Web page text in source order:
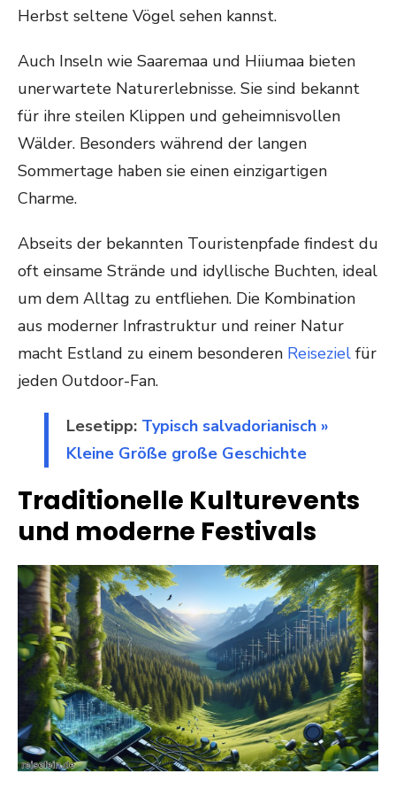
Herbst seltene Vögel sehen kannst.
Auch Inseln wie Saaremaa und Hiiumaa bieten
unerwartete Naturerlebnisse. Sie sind bekannt
für ihre steilen Klippen und geheimnisvollen
Wälder. Besonders während der langen
Sommertage haben sie einen einzigartigen
Charme.
Abseits der bekannten Touristenpfade findest du
oft einsame Strände und idyllische Buchten, ideal
um dem Alltag zu entfliehen. Die Kombination
aus moderner Infrastruktur und reiner Natur
macht Estland zu einem besonderen Reiseziel für
jeden Outdoor-Fan.
Lesetipp: Typisch salvadorianisch »
Kleine Größe große Geschichte
Traditionelle Kulturevents
und moderne Festivals